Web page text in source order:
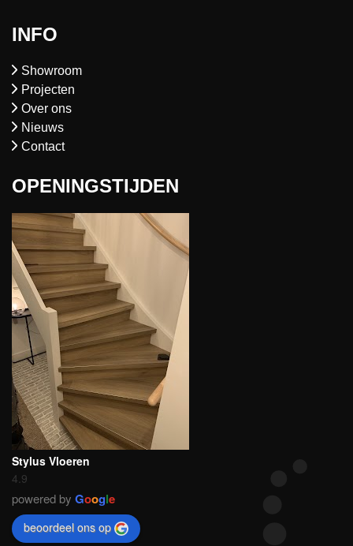
INFO
Showroom
Projecten
Over ons
Nieuws
Contact
OPENINGSTIJDEN
Stylus Vloeren
4.9
powered by Google
beoordeel ons op